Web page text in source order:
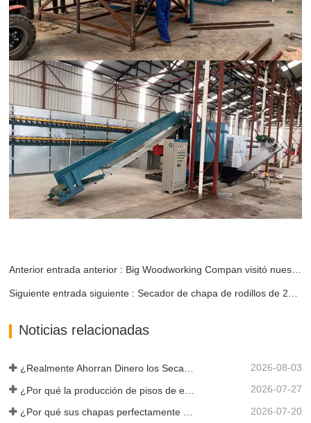
Noticias relacionadas
¿Realmente Ahorran Dinero los Secadores de Chapa Más Grandes? 2026-08-03
2026-07-27
2026-07-20